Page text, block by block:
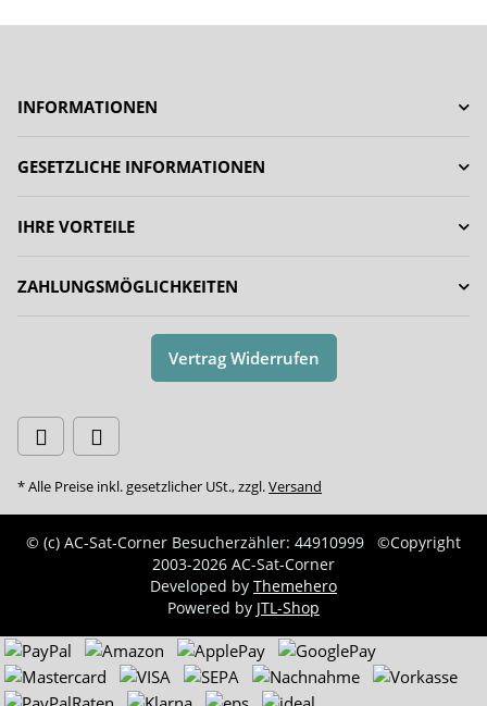
INFORMATIONEN
GESETZLICHE INFORMATIONEN
IHRE VORTEILE
ZAHLUNGSMÖGLICHKEITEN
Vertrag Widerrufen
* Alle Preise inkl. gesetzlicher USt., zzgl.Versand
© (c) AC-Sat-Corner Besucherzähler: 44910999
©Copyright
2003-2026 AC-Sat-Corner
Developed by Themehero
Powered by JTL-Shop